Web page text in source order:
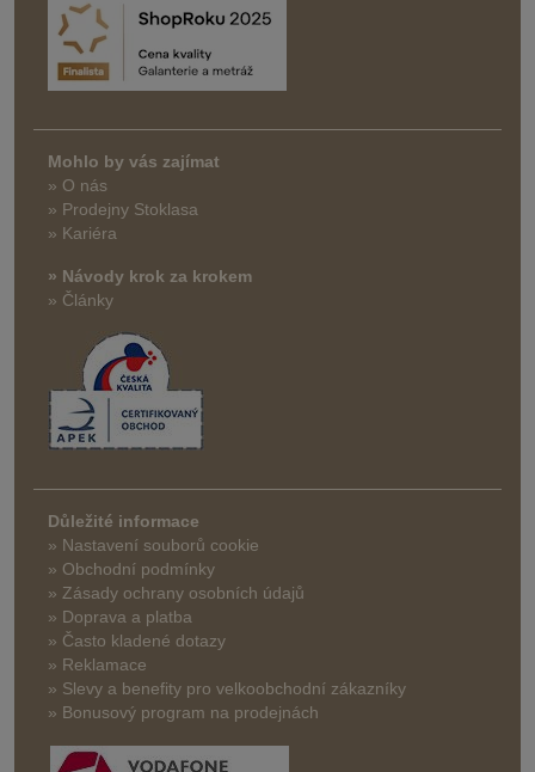
Mohlo by vás zajímat
» O nás
» Prodejny Stoklasa
» Kariéra
» Návody krok za krokem
» Články
Důležité informace
» Nastavení souborů cookie
» Obchodní podmínky
» Zásady ochrany osobních údajů
» Doprava a platba
» Často kladené dotazy
» Reklamace
» Slevy a benefity pro velkoobchodní zákazníky
» Bonusový program na prodejnách